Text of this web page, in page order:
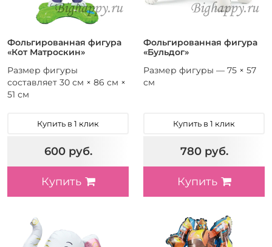
Фольгированная фигура
«Кот Матроскин»
Размер фигуры
составляет 30 см × 86 см ×
51 см
Купить в 1 клик
600 руб.
Купить
Фольгированная фигура
«Бульдог»
Размер фигуры — 75 × 57
см
Купить в 1 клик
780 руб.
Купить